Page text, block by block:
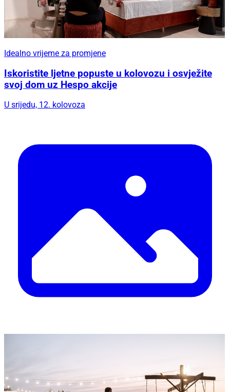
Idealno vrijeme za promjene
Iskoristite ljetne popuste u kolovozu i osvježite
svoj dom uz Hespo akcije
U srijedu, 12. kolovoza